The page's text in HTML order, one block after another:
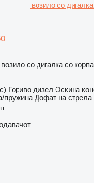
возило со
со дигалка со корпа
Гориво дизел Оскина
пружина Дофат на стрела